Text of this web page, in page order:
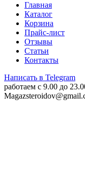
Главная
Каталог
Корзина
Прайс-лист
Отзывы
Статьи
Контакты
Написать в Telegram
работаем c 9.00 до